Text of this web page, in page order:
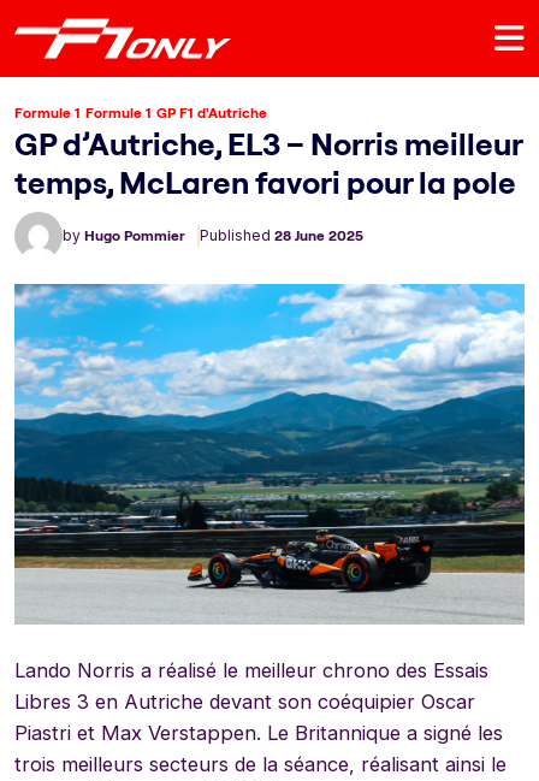
Formule 1 Formule 1 GP F1 d'Autriche
GP d’Autriche, EL3 – Norris meilleur
temps, McLaren favori pour la pole
by Hugo Pommier Published 28 June 2025
Lando Norris a réalisé le meilleur chrono des Essais
Libres 3 en Autriche devant son coéquipier Oscar
Piastri et Max Verstappen. Le Britannique a signé les
trois meilleurs secteurs de la séance, réalisant ainsi le